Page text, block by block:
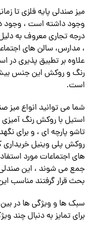
میز صندلی پایه فلزی تا
وجود داشته است ، وجود
درجه تجاری معروف به
، مدارس، سالن های
علاوه بر تطبیق پذیری در
رنگ و روکش این جنس
است.
شما می توانید انواع میز
استیل با روکش رنگ
تاشو پارچه ای ، و برای
روکش پلی وینیل خریداری
های اجتماعات مورد
جمع می شوند ، این صندلی
بحث قرار گرفتند مناسب
سبک ها و ویژگی ها در بین
برای تمایز به دنبال چند